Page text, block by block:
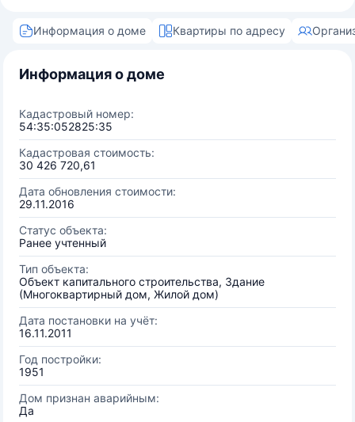
Информация о доме Квартиры по адресу
Информация о доме
Кадастровый номер:
54:35:052825:35
Кадастровая стоимость:
30 426 720,61
Дата обновления стоимости:
29.11.2016
Статус объекта:
Ранее учтенный
Тип объекта:
Объект капитального строительства, Здание
(Многоквартирный дом, Жилой дом)
Дата постановки на учёт:
16.11.2011
Год постройки:
1951
Дом признан аварийным:
Да